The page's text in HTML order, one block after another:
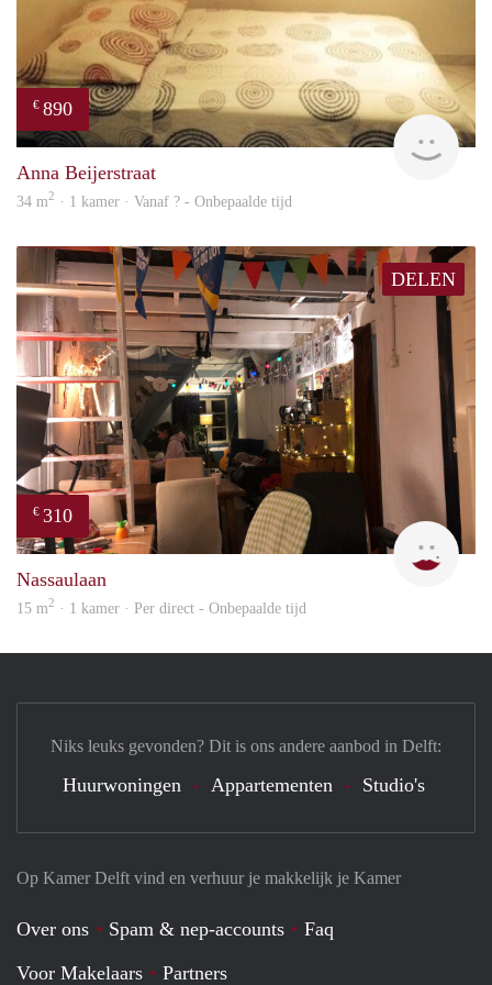
€ 890
Anna Beijerstraat
34 m2 · 1 kamer · Vanaf ? - Onbepaalde tijd
DELEN
€ 310
Nassaulaan
15 m2 · 1 kamer · Per direct - Onbepaalde tijd
Op Kamer Delft vind en verhuur je makkelijk je Kamer
Over ons Spam & nep-accounts
Faq
Voor Makelaars
Partners
Niks leuks gevonden? Dit is ons andere aanbod in Delft:
Huurwoningen Appartementen Studio's